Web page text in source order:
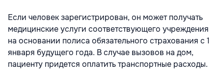
Если человек зарегистрирован, он может получать
медицинские услуги соответствующего учреждения
на основании полиса обязательного страхования с 1
января будущего года. В случае вызовов на дом,
пациенту придется оплатить транспортные расходы.